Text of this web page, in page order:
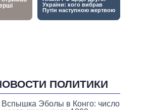
ПОЛИТИКИ
Вспышка Эболы в Конго: число